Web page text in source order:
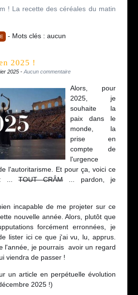
! La recette des céréales du matin
- Mots clés : aucun
2025 !
2025 - Aucun commentaire
Alors, pour
2025, je
souhaite la
paix dans le
monde, la
prise en
compte de
l'urgence
l'autoritarisme. Et pour ça, voici ce
: ...TOUT CRÂM... pardon, je
incapable de me projeter sur ce
nouvelle année. Alors, plutôt que
forcément erronnées, je
lister ici ce que j'ai vu, lu, apprus.
l'année, je pourrais avoir un regard
viendra de passer !
un article en perpétuelle évolution
2025 !)